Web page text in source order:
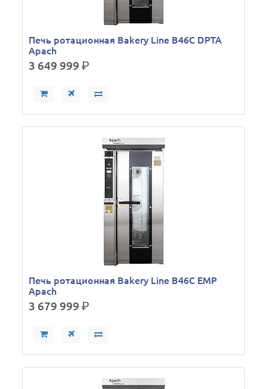
Печь ротационная Bakery Line B46C DPTA
Apach
3 649 999р.
Печь ротационная Bakery Line B46C EMP
Apach
3 679 999р.